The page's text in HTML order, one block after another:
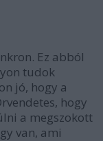
Ez abból
tudok
jó, hogy a
hogy
a megszokott
van, ami